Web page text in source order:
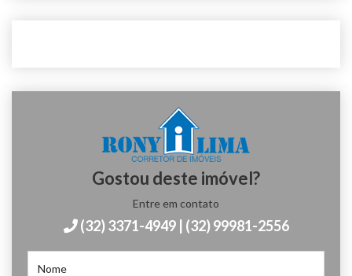
Gostou deste imóvel?
Entre em contato
(32) 3371-4949 | (32) 99981-2556